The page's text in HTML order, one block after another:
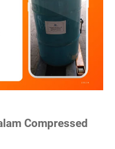
Compressed